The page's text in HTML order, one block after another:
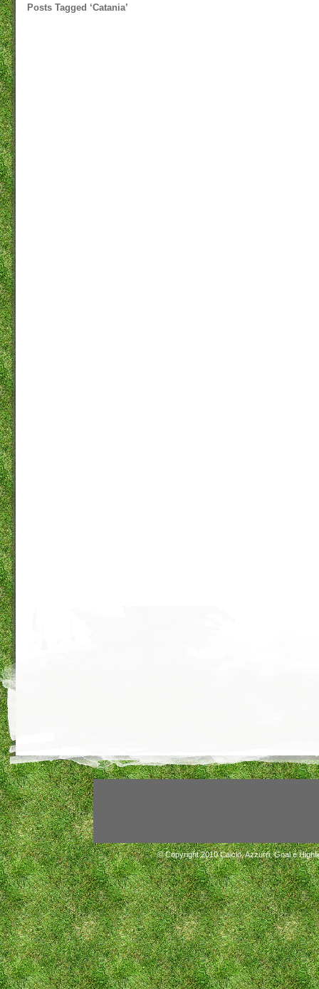
Posts Tagged ‘Catania’
© Copyright 2010Calcio, Azzurri, Goal e